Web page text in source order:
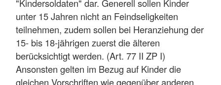
"Kindersoldaten" dar. Generell sollen Kinder
unter 15 Jahren nicht an Feindseligkeiten
teilnehmen, zudem sollen bei Heranziehung der
15- bis 18-jährigen zuerst die älteren
berücksichtigt werden. (Art. 77 II ZP I)
Ansonsten gelten im Bezug auf Kinder die
gleichen Vorschriften wie gegenüber anderen